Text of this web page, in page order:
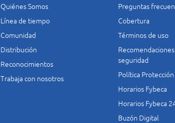
Quiénes Somos
Línea de tiempo
Comunidad
Distribución
Reconocimientos
Trabaja con nosotros
Preguntas
Cobertura
Términos de uso
seguridad
Política
Horarios Fybeca
Horarios Fybeca
Buzón Digital